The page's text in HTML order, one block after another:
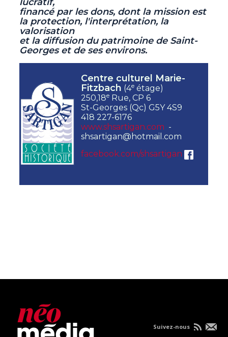
financé par les dons, dont la mission est
la protection, l'interprétation, la
valorisation
et la diffusion du patrimoine de Saint-
Georges et de ses environs.
Centre culturel Marie-
Fitzbach (4e étage)
250,18e Rue, CP 6
St-Georges (Qc) G5Y 4S9
418 227-6176
www.shsartigan.com -
shsartigan@hotmail.com
facebook.com/shsartigan
Suivez-nous